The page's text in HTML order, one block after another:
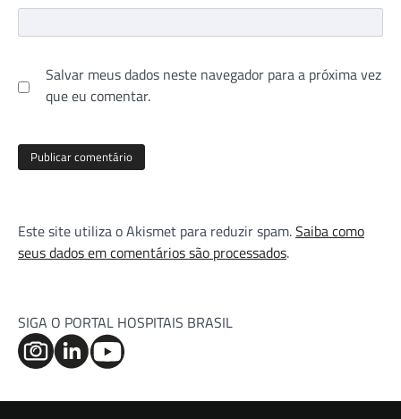
Salvar meus dados neste navegador para a próxima vez
que eu comentar.
Este site utiliza o Akismet para reduzir spam.Saiba como
seus dados em comentários são processados.
SIGA O PORTAL HOSPITAIS BRASIL